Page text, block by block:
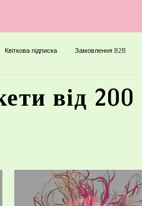
Квіткова підписка Замовлення B2B
від 200